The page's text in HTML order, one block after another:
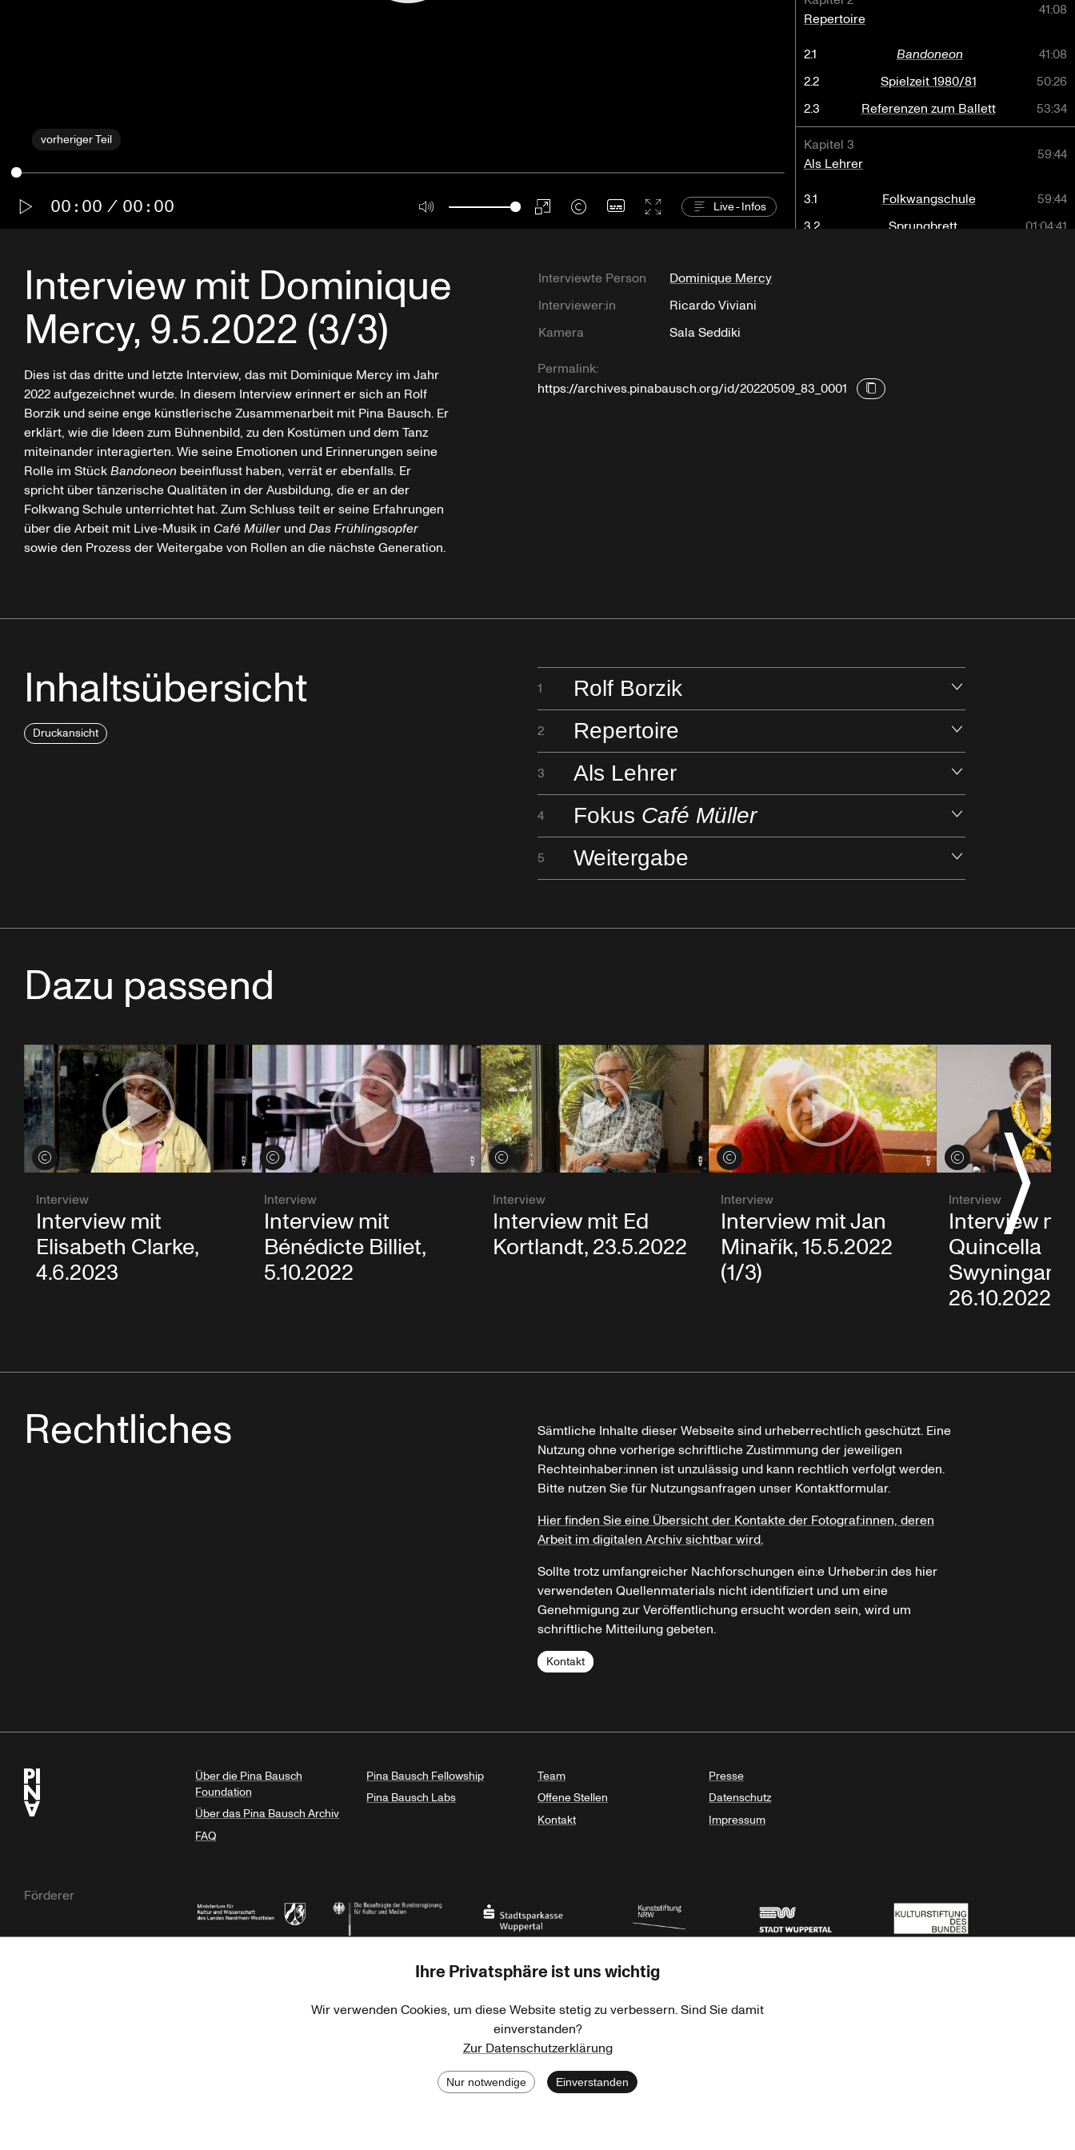
Wiedergabe
00:00 00:00 Live-Infos
vorheriger Teil
Repertoire
41:08
2.1 Bandoneon
41:08
2.2
Spielzeit 1980/81
50:26
2.3
Referenzen zum Ballett 53:34
Kapitel 3
Als Lehrer
59:44
3.1 Folkwangschule
59:44
3.2
Sprungbrett
01:04:41
4.3
Ein Kammerspiel?
Interview mit Dominique
Mercy, 9.5.2022 (3/3)
Dies ist das dritte und letzte Interview, das mit Dominique Mercy im Jahr
2022 aufgezeichnet wurde. In diesem Interview erinnert er sich an Rolf
Borzik und seine enge künstlerische Zusammenarbeit mit Pina Bausch. Er
erklärt, wie die Ideen zum Bühnenbild, zu den Kostümen und dem Tanz
miteinander interagierten. Wie seine Emotionen und Erinnerungen seine
Rolle im StückBandoneon beeinflusst haben, verrät er ebenfalls. Er
spricht über tänzerische Qualitäten in der Ausbildung, die er an der
Folkwang Schule unterrichtet hat. Zum Schluss teilt er seine Erfahrungen
über die Arbeit mit Live-Musik in Café Müller undDas Frühlingsopfer
sowie den Prozess der Weitergabe von Rollen an die nächste Generation.
Interviewte Person
Dominique Mercy
Interviewer:in
Ricardo Viviani
Kamera
Sala Seddiki
Permalink:
https://archives.pinabausch.org/id/20220509_83_0001
Inhaltsübersicht
Druckansicht
1 Rolf Borzik
2 Repertoire
3 Als Lehrer
4 Fokus Café Müller
5 Weitergabe
Dazu passend
Credits öffnen
Interview
Interview mit
Elisabeth Clarke,
4.6.2023
Credits öffnen
Interview
Interview mit
Bénédicte Billiet,
5.10.2022
Credits öffnen
Interview
Interview mit Ed
Kortlandt, 23.5.2022
Credits öffnen
Interview
Interview mit Jan
Minařík, 15.5.2022
(1/3)
Credits öffnen
Interview
Interview mit
Quincella
Swyningan,
26.10.2022
Rechtliches
Sämtliche Inhalte dieser Webseite sind urheberrechtlich geschützt. Eine
Nutzung ohne vorherige schriftliche Zustimmung der jeweiligen
Rechteinhaber:innen ist unzulässig und kann rechtlich verfolgt werden.
Bitte nutzen Sie für Nutzungsanfragen unser Kontaktformular.
Hier finden Sie eine Übersicht der Kontakte der Fotograf:innen, deren
Arbeit im digitalen Archiv sichtbar wird.
Sollte trotz umfangreicher Nachforschungen ein:e Urheber:in des hier
verwendeten Quellenmaterials nicht identifiziert und um eine
Genehmigung zur Veröffentlichung ersucht worden sein, wird um
schriftliche Mitteilung gebeten.
Kontakt
Über die Pina Bausch
Foundation
Über das Pina Bausch Archiv
FAQ
Pina Bausch Fellowship
Pina Bausch Labs
Team
Offene Stellen
Kontakt
Presse
Datenschutz
Impressum
Förderer
Ministerium für Kultur und Wissenschaft des Landes Nordrhein-Westfalen
Die Beauftragte der Bundesregierung für Kultur und Medien
Stadtsparkasse Wuppertal Kunststiftung NRW
Haus der Kulturen der Welt Goethe-Institut
Ihre Privatsphäre ist uns wichtig
Wir verwenden Cookies, um diese Website stetig zu verbessern. Sind Sie damit
einverstanden?
Zur Datenschutzerklärung
Nur notwendige Einverstanden